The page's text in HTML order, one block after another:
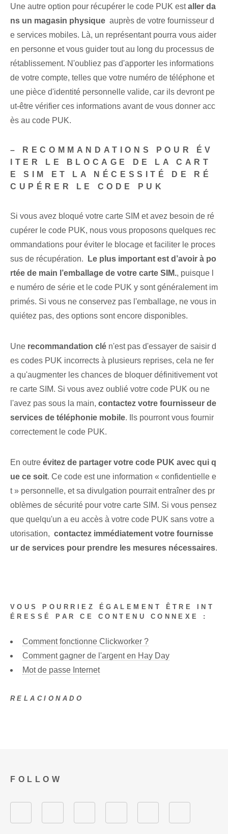
Une autre ⁢option pour ⁣récupérer le code PUK estaller da
ns un magasin physique ⁢ auprès de ⁤votre fournisseur d
e services mobiles. Là, un représentant pourra vous aider
en personne et vous guider tout au long du processus de
rétablissement. N'oubliez pas d'apporter les informations
de votre compte, telles que votre numéro de téléphone et
une pièce d'identité personnelle valide, car ils devront pe
ut-être vérifier ces informations avant de vous donner acc
ès au code PUK.
– RECOMMANDATIONS POUR ÉV
ITER LE BLOCAGE DE LA CART
E SIM ET LA NÉCESSITÉ DE RÉ
CUPÉRER LE CODE PUK
Si vous avez bloqué votre carte SIM et avez besoin de ré
cupérer le code PUK, nous vous proposons quelques rec
ommandations pour éviter le blocage et faciliter le proces
sus de récupération. ⁢
Le plus important est d’avoir à po
rtée de main l’emballage de votre carte SIM., puisque l
e numéro de série et⁢ le code PUK y sont généralement im
primés. ⁣Si vous ne conservez pas l'emballage, ne vous in
quiétez pas, des options sont encore disponibles.
Une recommandation clé n'est pas d'essayer de saisir d
es codes PUK incorrects à plusieurs reprises, cela ne fer
a qu'augmenter les chances de bloquer définitivement vot
re carte SIM. Si vous avez oublié votre code PUK ou ne
l'avez pas sous la main, contactez votre fournisseur de
services de téléphonie mobile. Ils pourront vous fournir
correctement le code PUK.
En outre évitez de partager ⁤votre code PUK‌ avec qui q
ue ce soit. Ce code est une information « confidentielle e
t » personnelle, et sa divulgation pourrait entraîner des pr
oblèmes de sécurité pour votre carte SIM. Si vous pensez
que quelqu'un a eu accès à votre code PUK sans votre a
utorisation, ⁢ contactez immédiatement votre fournisse
ur de services pour prendre les mesures nécessaires.
VOUS POURRIEZ ÉGALEMENT ÊTRE INT
ÉRESSÉ PAR CE CONTENU CONNEXE :
Comment fonctionne Clickworker ?
Comment gagner de l'argent en Hay Day
Mot de passe Internet
RELACIONADO
FOLLOW